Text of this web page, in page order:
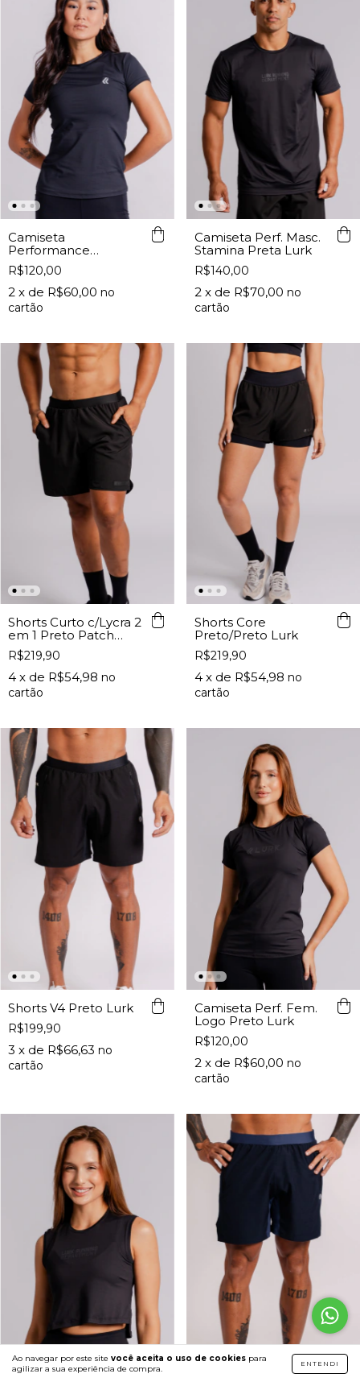
Ao navegar por este site você aceita o uso de cookies para
agilizar a sua experiência de compra.
ENTENDI
Camiseta
Performance
Feminina Preta
R$120,00
2 x de R$60,00
Camiseta Perf. Masc.
Stamina Preta Lurk
R$140,00
2 x de R$70,00
Shorts Curto c/Lycra 2
em 1 Preto Patch
Lurk
R$219,90
4 x de R$54,98
Shorts Core
Preto/Preto Lurk
R$219,90
4 x de R$54,98
Shorts V4 Preto Lurk
R$199,90
3 x de R$66,63
Camiseta Perf. Fem.
Logo Preto Lurk
R$120,00
2 x de R$60,00